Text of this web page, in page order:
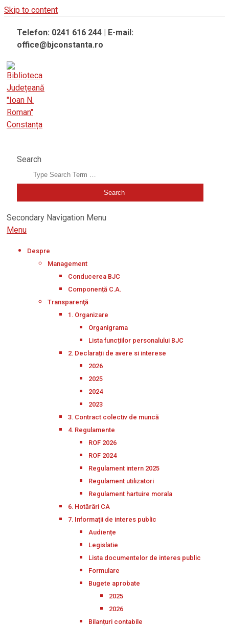
Skip to content
Telefon: 0241 616 244 | E-mail:
office@bjconstanta.ro
Search
Secondary Navigation Menu
Menu
Despre
Management
Conducerea BJC
Componență C.A.
Transparenţă
1. Organizare
Organigrama
Lista funcțiilor personalului BJC
2. Declarații de avere si interese
2026
2025
2024
2023
3. Contract colectiv de muncă
4. Regulamente
ROF 2026
ROF 2024
Regulament intern 2025
Regulament utilizatori
Regulament hartuire morala
6. Hotărâri CA
7. Informații de interes public
Audiențe
Legislatie
Lista documentelor de interes public
Formulare
Bugete aprobate
2025
2026
Bilanțuri contabile